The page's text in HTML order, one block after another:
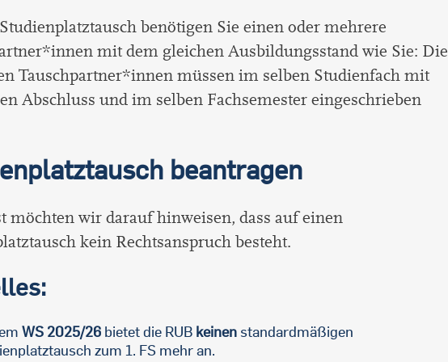
benötigen Sie einen oder mehrere
mit dem gleichen Ausbildungsstand wie Sie: Die
Tauschpartner*innen müssen im selben Studienfach mit
Abschluss und im selben Fachsemester eingeschrieben
beantragen
möchten wir darauf hinweisen, dass auf einen
kein Rechtsanspruch besteht.
WS 2025/26 bietet die RUB keinen standardmäßigen
zum 1. FS mehr an.